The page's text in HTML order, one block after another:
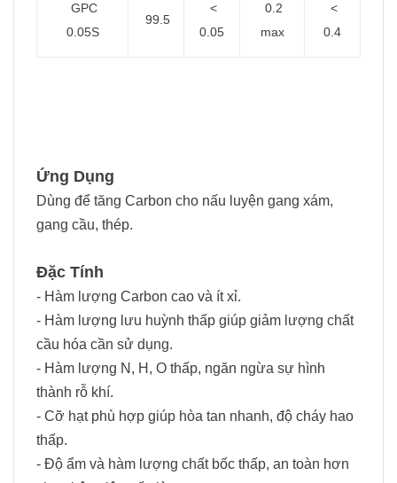
GPC
0.05S
99.5
<
0.05
0.2
max
<
0.4
Ứng Dụng
Dùng để tăng Carbon cho nấu luyện gang xám,
gang cầu, thép.
Đặc Tính
- Hàm lượng Carbon cao và ít xỉ.
- Hàm lượng lưu huỳnh thấp giúp giảm lượng chất
cầu hóa cần sử dụng.
- Hàm lượng N, H, O thấp, ngăn ngừa sự hình
thành rỗ khí.
- Cỡ hạt phù hợp giúp hòa tan nhanh, độ cháy hao
thấp.
- Độ ẩm và hàm lượng chất bốc thấp, an toàn hơn